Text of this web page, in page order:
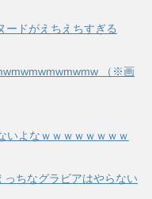
ードがえちえちすぎる
（※画
いよなｗｗｗｗｗｗｗｗ
っちなグラビアはやらない